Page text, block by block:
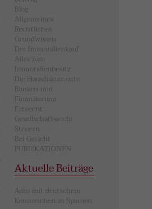
Blog
Allgemeines
Rechtliches
Grundwissen
Der Immobilienkauf
Alles zum
Immobilienbesitz
Die Hausdokumente
Banken und
Finanzierung
Erbrecht
Gesellschaftsrecht
Steuern
Bei Gericht
PUBLIKATIONEN
Aktuelle Beiträge
Auto mit deutschem
Kennzeichen in Spanien